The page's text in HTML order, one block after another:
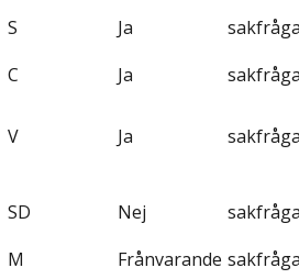
S Ja
C Ja
V Ja
SD Nej
M Frånvarande